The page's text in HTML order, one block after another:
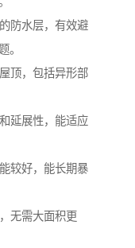
防水层，有效避
。
顶，包括异形部
延展性，能适应
较好，能长期暴
无需大面积更